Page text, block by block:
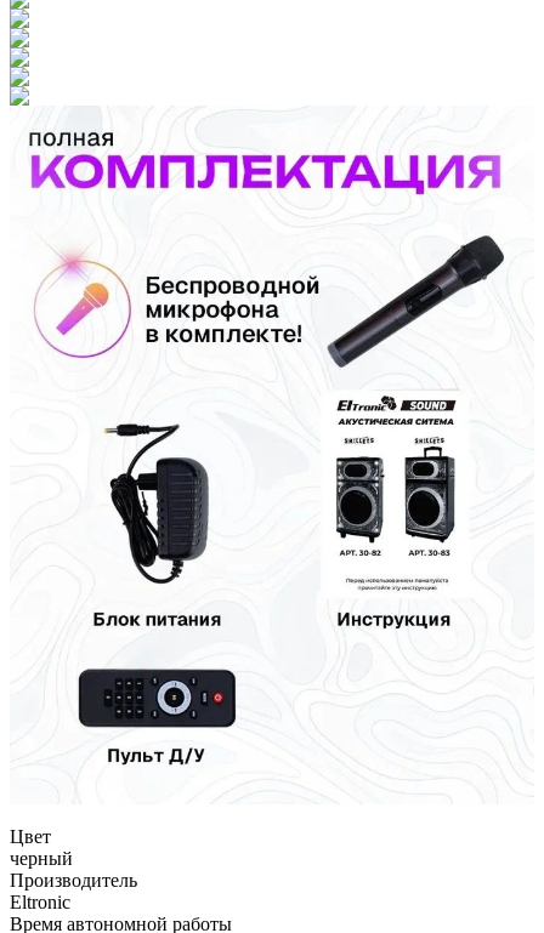
Цвет
черный
Производитель
Eltronic
Время автономной работы